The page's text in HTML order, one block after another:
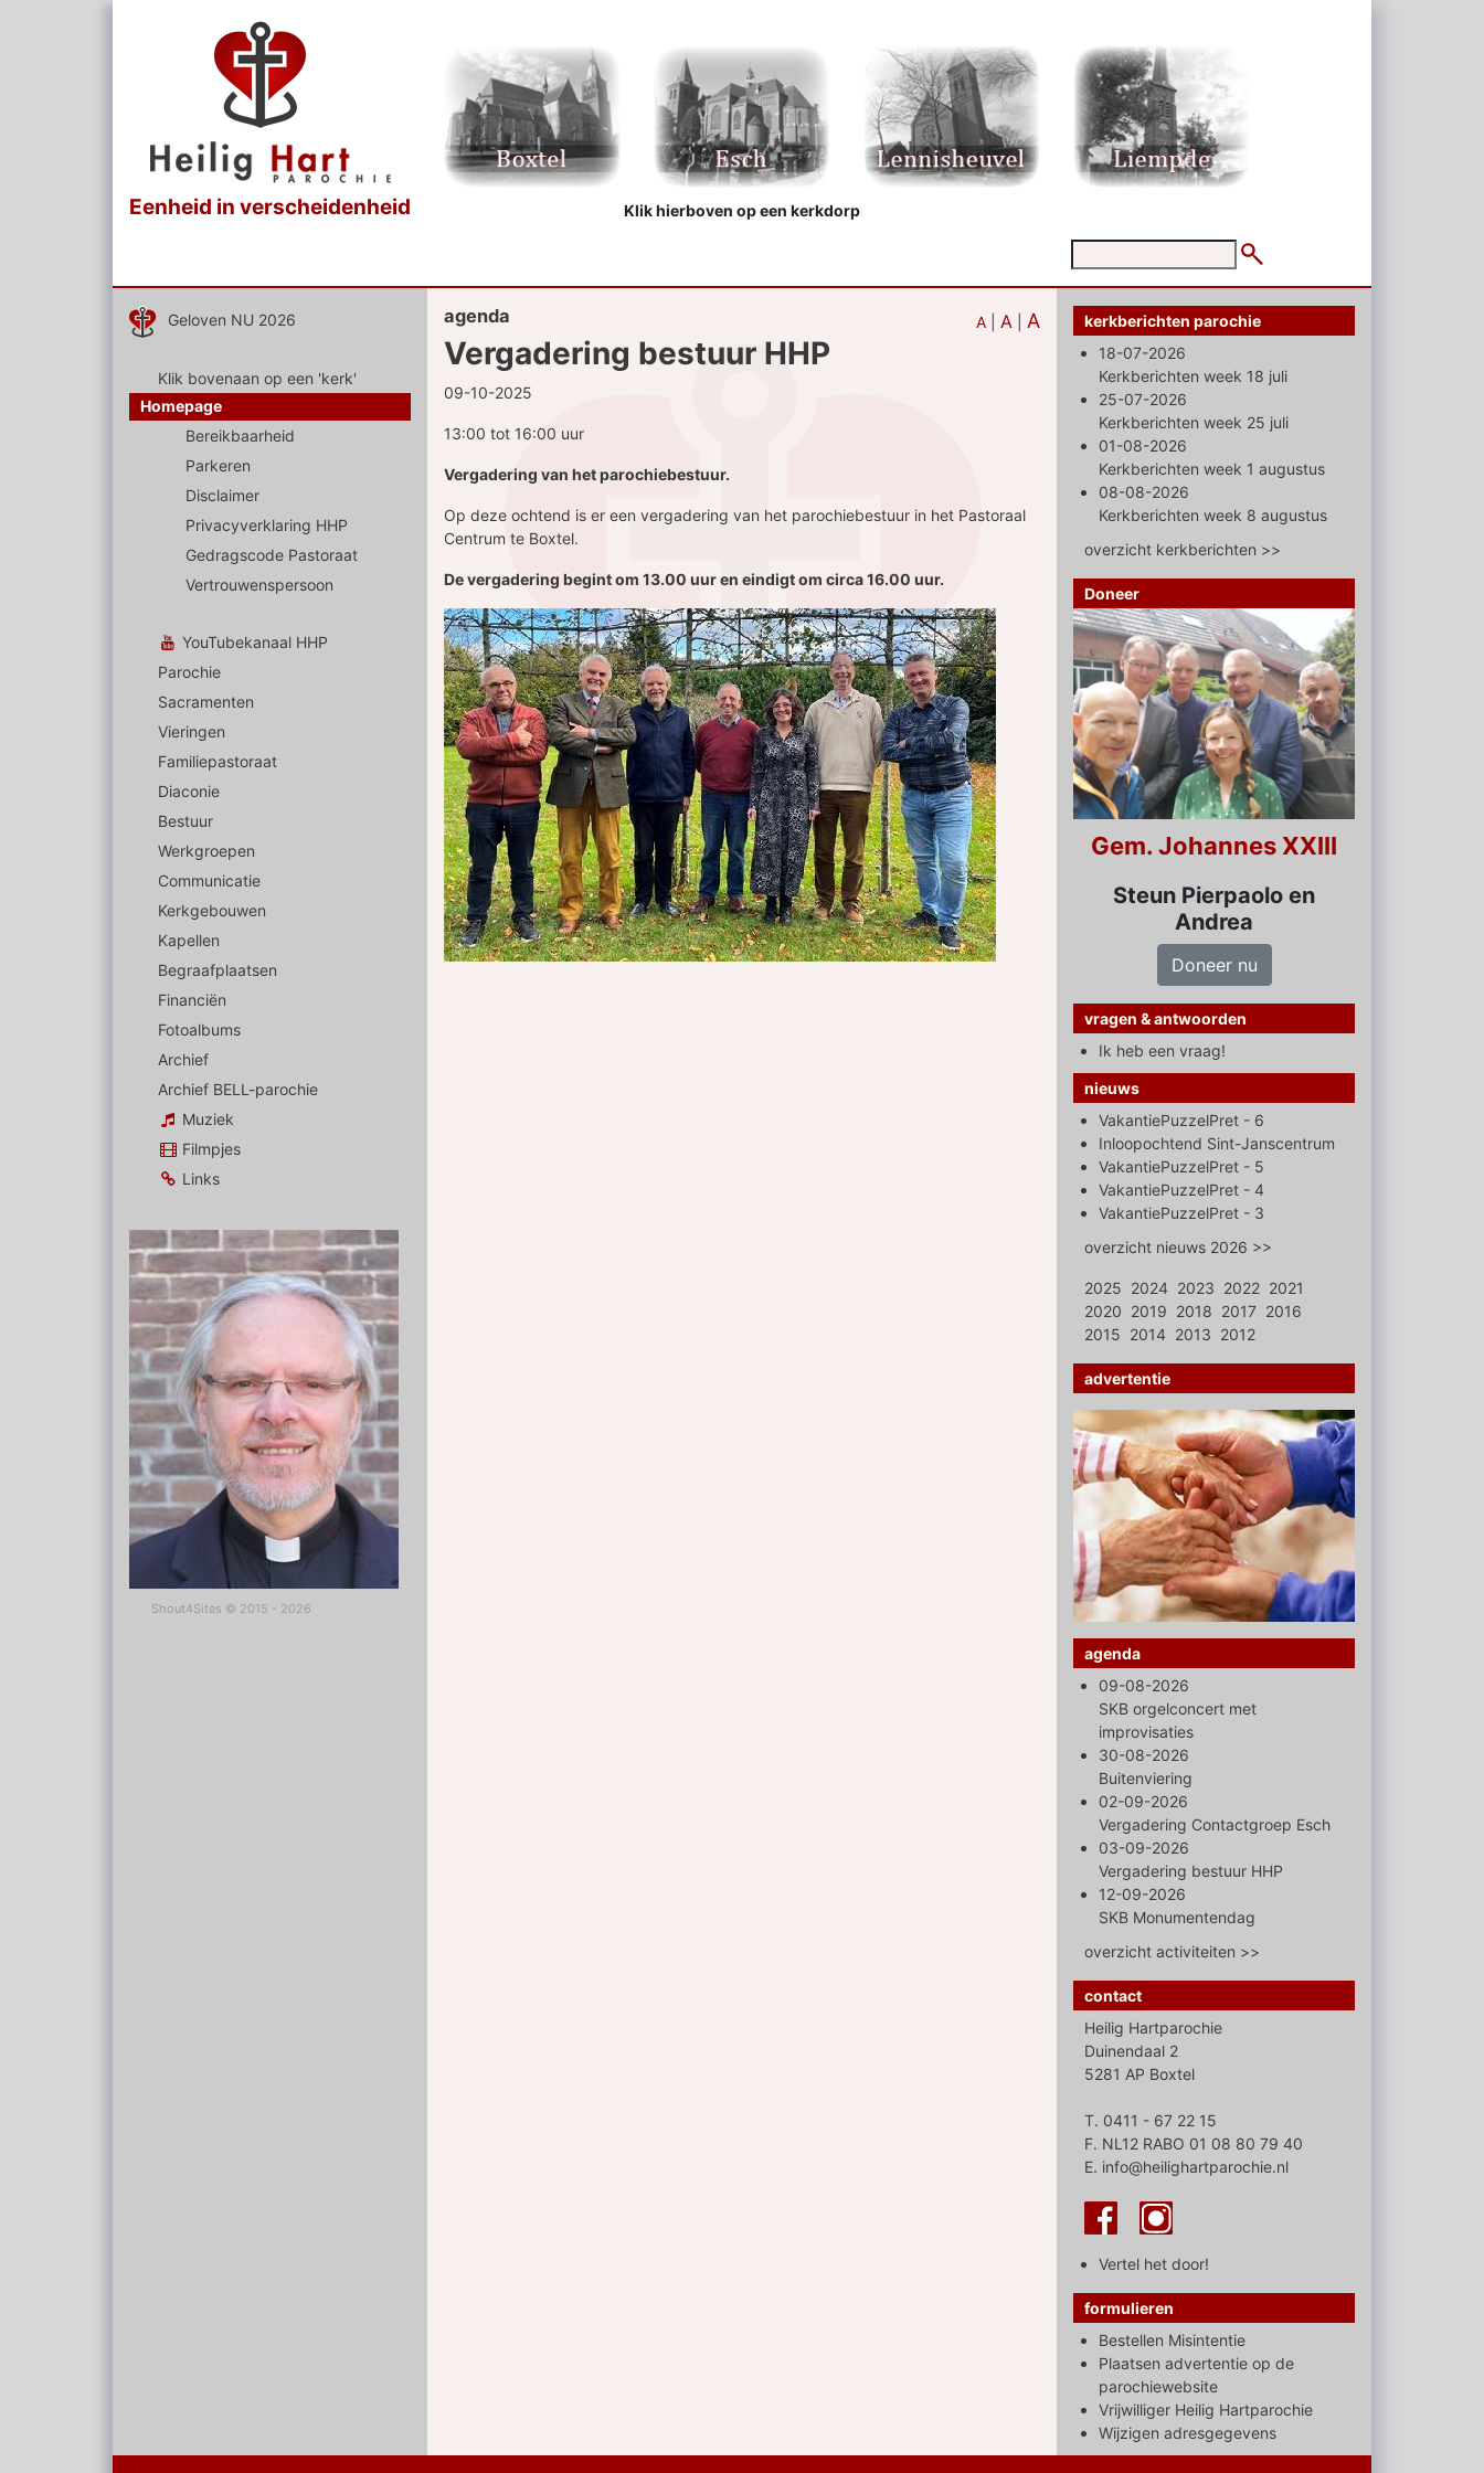
Eenheid in verscheidenheid Klik hierboven op een kerkdorp
Geloven NU 2026
Klik bovenaan op een 'kerk'
Homepage
Bereikbaarheid
Parkeren
Disclaimer
Privacyverklaring HHP
Gedragscode Pastoraat
Vertrouwenspersoon
YouTubekanaal HHP
Parochie
Sacramenten
Vieringen
Familiepastoraat
Diaconie
Bestuur
Werkgroepen
Communicatie
Kerkgebouwen
Kapellen
Begraafplaatsen
Financiën
Fotoalbums
Archief
Archief BELL-parochie
Muziek
Filmpjes
Links
Shout4Sites © 2015 - 2026
A A A
agenda
Vergadering bestuur HHP
09-10-2025
13:00 tot 16:00 uur
Vergadering van het parochiebestuur.
Op deze ochtend is er een vergadering van het parochiebestuur in het Pastoraal
Centrum te Boxtel.
De vergadering begint om 13.00 uur en eindigt om circa 16.00 uur.
kerkberichten parochie
18-07-2026
Kerkberichten week 18 juli
25-07-2026
Kerkberichten week 25 juli
01-08-2026
Kerkberichten week 1 augustus
08-08-2026
Kerkberichten week 8 augustus
overzicht kerkberichten >>
Doneer
Gem. Johannes XXIII
Steun Pierpaolo en
Andrea
Doneer nu
vragen & antwoorden
Ik heb een vraag!
nieuws
VakantiePuzzelPret - 6
Inloopochtend Sint-Janscentrum
VakantiePuzzelPret - 5
VakantiePuzzelPret - 4
VakantiePuzzelPret - 3
overzicht nieuws 2026 >>
2025 2024 2023 2022 2021
2020 2019 2018 2017 2016
2015 2014 2013 2012
advertentie
agenda
09-08-2026
SKB orgelconcert met
improvisaties
30-08-2026
Buitenviering
02-09-2026
Vergadering Contactgroep Esch
03-09-2026
Vergadering bestuur HHP
12-09-2026
SKB Monumentendag
overzicht activiteiten >>
contact
Heilig Hartparochie
Duinendaal 2
5281 AP Boxtel
T. 0411 - 67 22 15
F. NL12 RABO 01 08 80 79 40
E. info@heilighartparochie.nl
Vertel het door!
formulieren
Bestellen Misintentie
Plaatsen advertentie op de
parochiewebsite
Vrijwilliger Heilig Hartparochie
Wijzigen adresgegevens